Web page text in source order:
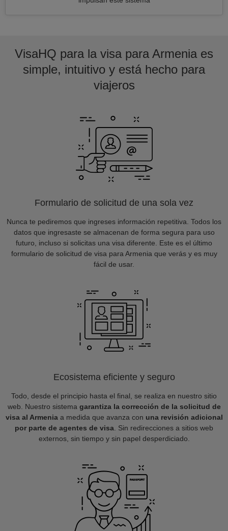
VisaHQ para la visa para Armenia es
simple, intuitivo y está hecho para
viajeros
Formulario de solicitud de una sola vez
Nunca te pediremos que ingreses información repetitiva. Todos los
datos que ingresaste se almacenan de forma segura para uso
futuro, incluso si solicitas una visa diferente. Este es el último
formulario de solicitud de visa para Armenia que verás y es muy
fácil de usar.
Ecosistema eficiente y seguro
Todo, desde el principio hasta el final, se realiza en nuestro sitio
web. Nuestro sistema garantiza la corrección de la solicitud de
visa al Armeniaa medida que avanza con una revisión adicional
por parte de agentes de visa . Sin redirecciones a sitios web
externos, sin tiempo y sin papel desperdiciado.